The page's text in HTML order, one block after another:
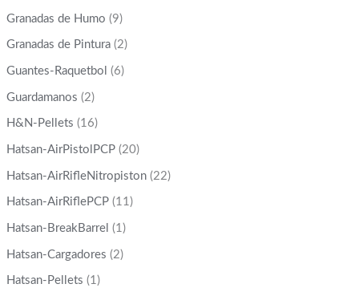
Granadas de Humo (9)
Granadas de Pintura (2)
Guantes-Raquetbol (6)
Guardamanos (2)
H&N-Pellets (16)
Hatsan-AirPistolPCP (20)
Hatsan-AirRifleNitropiston (22)
Hatsan-AirRiflePCP (11)
Hatsan-BreakBarrel (1)
Hatsan-Cargadores (2)
Hatsan-Pellets (1)